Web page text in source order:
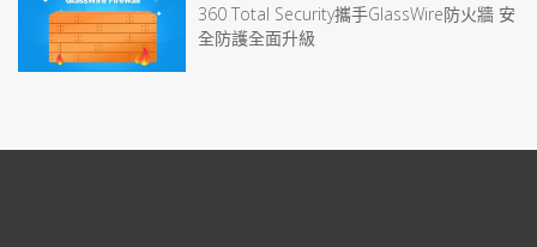
360 Total Security攜手GlassWire防火牆 安
全防護全面升級